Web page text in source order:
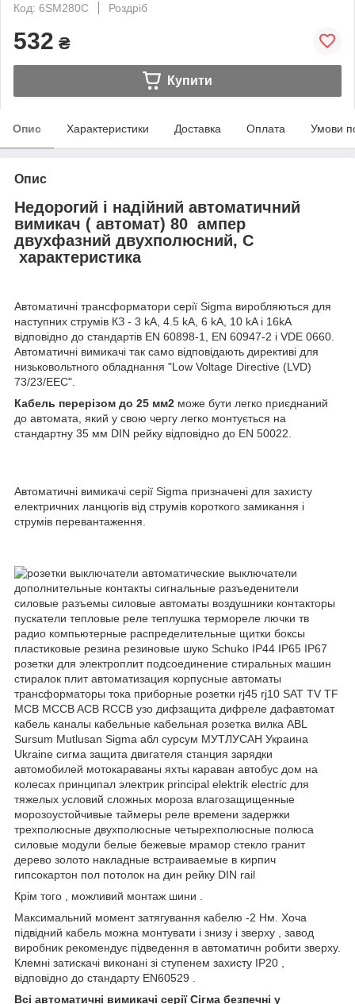
Код: 6SM280C
Роздріб
532 ₴
Купити
Опис Характеристики Доставка Оплата Умови
Опис
Недорогий і надійний автоматичний
вимикач ( автомат) 80 ампер
двухфазний двухполюсний, C
характеристика
Автоматичні трансформатори серії Sigma виробляються для
наступних струмів КЗ - 3 kA, 4.5 kA, 6 kA, 10 kA і 16kA
відповідно до стандартів EN 60898-1, EN 60947-2 і VDE 0660.
Автоматичні вимикачі так само відповідають директиві для
низьковольтного обладнання "Low Voltage Directive (LVD)
73/23/EEC".
Кабель перерізом до 25 мм2 може бути легко приєднаний
до автомата, який у свою чергу легко монтується на
стандартну 35 мм DIN рейку відповідно до EN 50022.
Автоматичні вимикачі серії Sigma призначені для захисту
електричних ланцюгів від струмів короткого замикання і
струмів перевантаження.
Крім того , можливий монтаж шини .
Максимальний момент затягування кабелю -2 Нм. Хоча
підвідний кабель можна монтувати і знизу і зверху , завод
виробник рекомендує підведення в автоматичн робити зверху.
Клемні затискачі виконані зі ступенем захисту IP20 ,
відповідно до стандарту EN60529 .
Всі автоматичні вимикачі серії Сігма безпечні у